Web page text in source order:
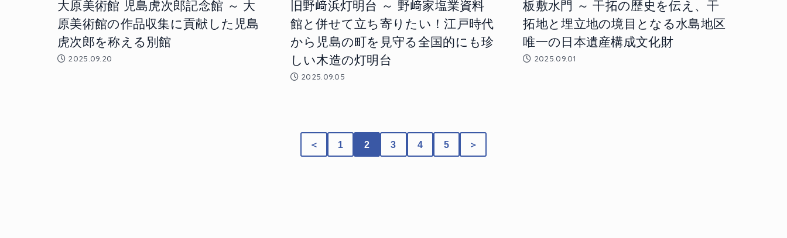
大原美術館 児島虎次郎記念館 ～ 大
原美術館の作品収集に貢献した児島
虎次郎を称える別館
2025.09.20
旧野﨑浜灯明台 ～ 野﨑家塩業資料
館と併せて立ち寄りたい！江戸時代
から児島の町を見守る全国的にも珍
しい木造の灯明台
2025.09.05
板敷水門 ～ 干拓の歴史を伝え、干
拓地と埋立地の境目となる水島地区
唯一の日本遺産構成文化財
2025.09.01
＜ 1 2 3 4 5 ＞